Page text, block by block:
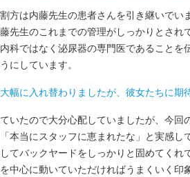
方は内藤先生の患者さんを引き継いでい
先生のこれまでの管理がしっかりとされ
科ではなく泌尿器の専門医であることを
にしています。
に入れ替わりましたが、彼女たちに期待
いたので大分心配していましたが、今回
本当にスタッフに恵まれたな」と実感し
てバックヤードをしっかりと固めてくれ
中心に動いていただければうまくいく印